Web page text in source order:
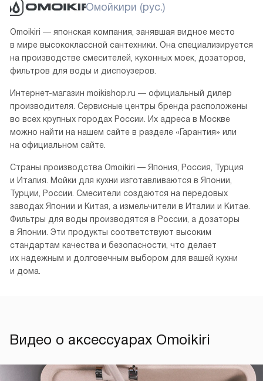
Омойкири (рус.)
Omoikiri — японская компания, занявшая видное место
в мире высококлассной сантехники. Она специализируется
на производстве смесителей, кухонных моек, дозаторов,
фильтров для воды и диспоузеров.
Интернет-магазин moikishop.ru — официальный дилер
производителя. Сервисные центры бренда расположены
во всех крупных городах России. Их адреса в Москве
можно найти на нашем сайте в разделе «Гарантия» или
на официальном сайте.
Страны производства Omoikiri — Япония, Россия, Турция
и Италия. Мойки для кухни изготавливаются в Японии,
Турции, России. Смесители создаются на передовых
заводах Японии и Китая, а измельчители в Италии и Китае.
Фильтры для воды производятся в России, а дозаторы
в Японии. Эти продукты соответствуют высоким
стандартам качества и безопасности, что делает
их надежным и долговечным выбором для вашей кухни
и дома.
Видео о аксессуарах Omoikiri